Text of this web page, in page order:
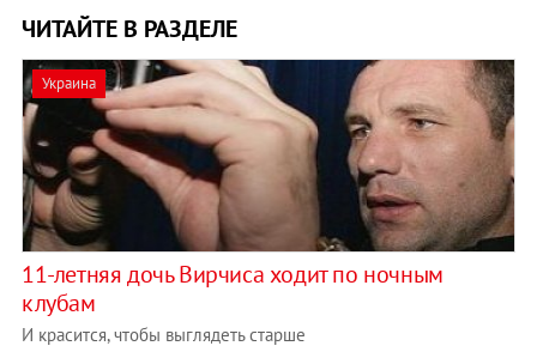
ЧИТАЙТЕ В РАЗДЕЛЕ
Украина
11-летняя дочь Вирчиса ходит по ночным
клубам
И красится, чтобы выглядеть старше